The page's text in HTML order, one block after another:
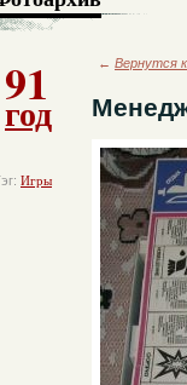
91
год
Игры
← Вернутся